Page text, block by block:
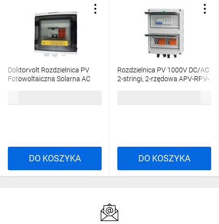
Doktorvolt Rozdzielnica PV
Fotowoltaiczna Solarna AC
DO KOSZYKA
Rozdzielnica PV 1000V DC/AC
2-stringi, 2-rzędowa APV-RPV-
DO KOSZYKA